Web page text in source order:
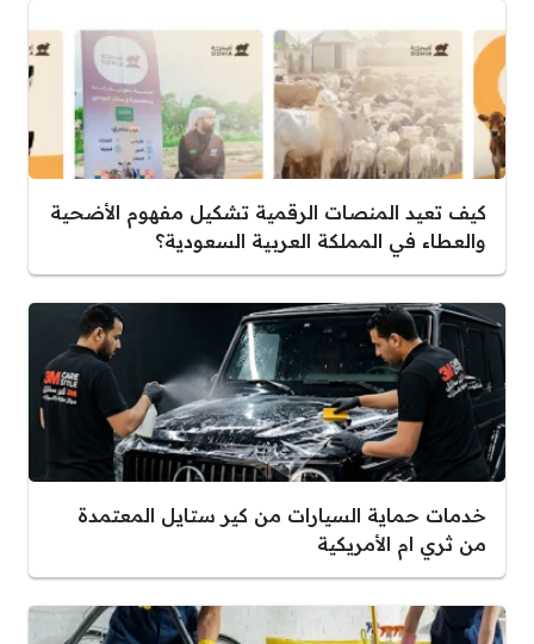
كيف تعيد المنصات الرقمية تشكيل مفهوم الأضحية
والعطاء في المملكة العربية السعودية؟
خدمات حماية السيارات من كير ستايل المعتمدة
من ثري ام الأمريكية